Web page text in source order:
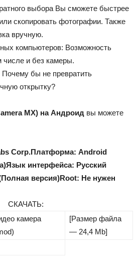
выбора Вы сможете быстрее
скопировать фотографии. Также
вручную.
компьютеров: Возможность
числе и без камеры.
бы не превратить
открытку?
MX) на Андроид вы можете
Corp.Платформа: Android
Язык интерфейса: Русский
версия)Root: Не нужен
СКАЧАТЬ:
камера
[Размер файла
— 24,4 Mb]